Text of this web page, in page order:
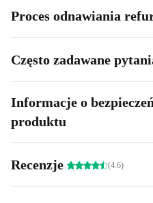
Proces odnawiania
Często zadawane
Informacje o
produktu
Recenzje (4.6)